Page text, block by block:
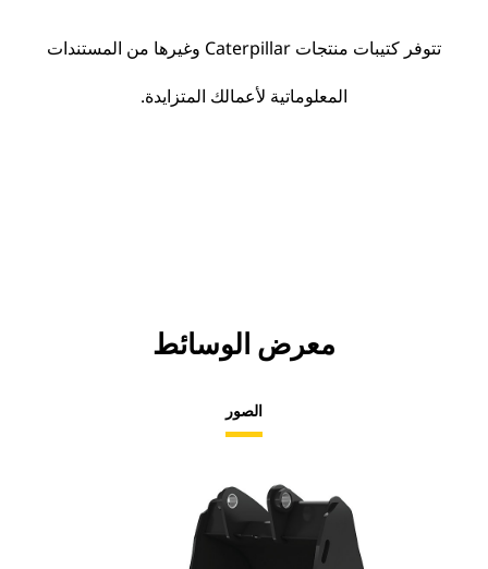
تتوفر كتيبات منتجات Caterpillar وغيرها من المستندات
المعلوماتية لأعمالك المتزايدة.
معرض الوسائط
الصور